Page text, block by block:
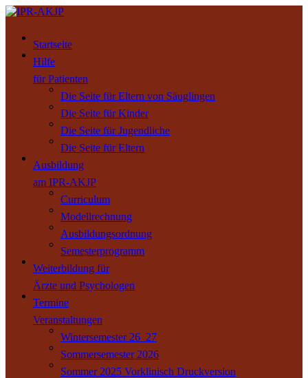
Startseite
Hilfe
für Patienten
Die Seite für Eltern von Säuglingen
Die Seite für Kinder
Die Seite für Jugendliche
Die Seite für Eltern
Ausbildung
am IPR-AKJP
Curriculum
Modellrechnung
Ausbildungsordnung
Semesterprogramm
Weiterbildung für
Ärzte und Psychologen
Termine
Veranstaltungen
Wintersemester 26_27
Sommersemester 2026
Sommer 2025 Vorklinisch Druckversion